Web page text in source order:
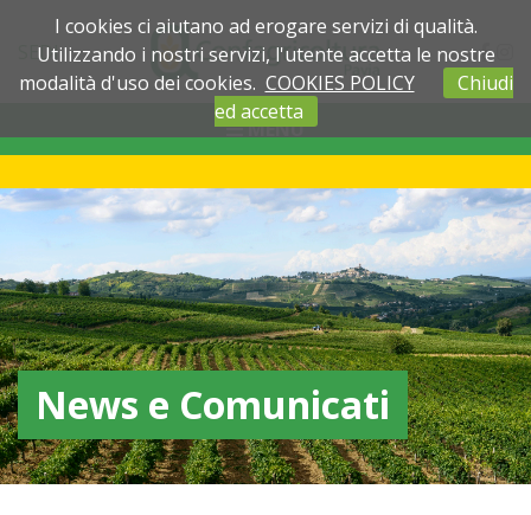
SEDI
MENU
News e Comunicati
I cookies ci aiutano ad erogare servizi di qualità.
Utilizzando i nostri servizi, l'utente accetta le nostre
modalità d'uso dei cookies. COOKIES POLICY
Chiudi
ed accetta